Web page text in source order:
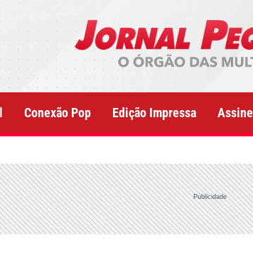
Conexão Pop Edição Impressa Assine
Publicidade